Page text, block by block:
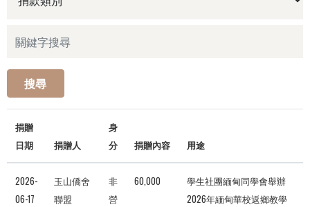
搜尋
捐贈
日期
捐贈人
身
分
捐贈內容 用途
2026-
06-17
玉山僑舍
聯盟
非
營
60,000
學生社團緬甸同學會舉辦
2026年緬甸華校返鄉教學